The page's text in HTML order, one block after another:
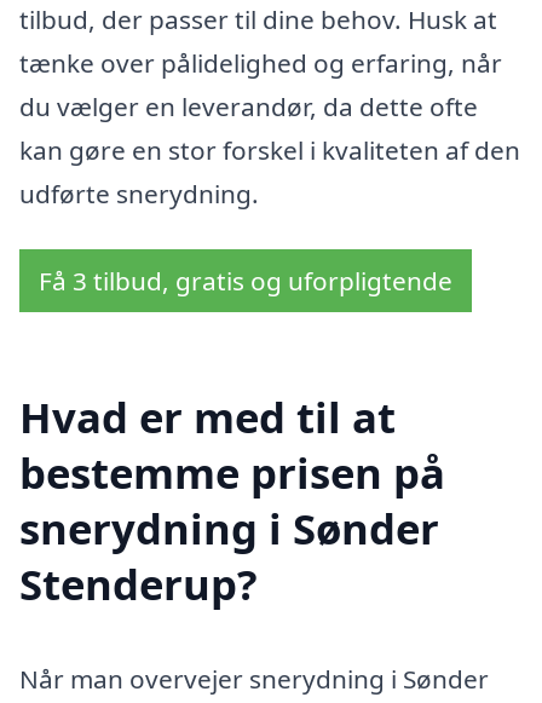
tilbud, der passer til dine behov. Husk at
tænke over pålidelighed og erfaring, når
du vælger en leverandør, da dette ofte
kan gøre en stor forskel i kvaliteten af den
udførte snerydning.
Få 3 tilbud, gratis og uforpligtende
Hvad er med til at
bestemme prisen på
snerydning i Sønder
Stenderup?
Når man overvejer snerydning i Sønder